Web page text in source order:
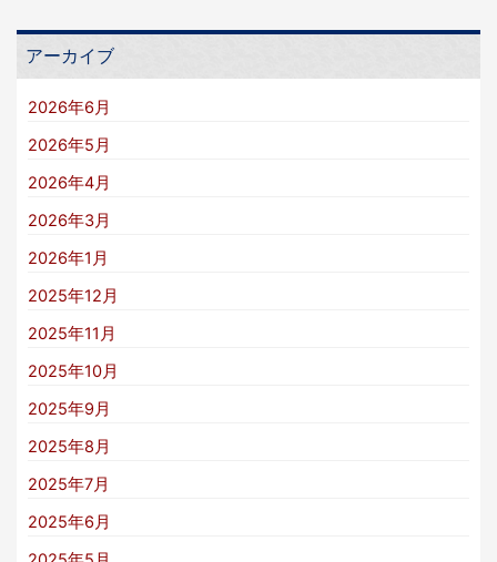
アーカイブ
2026年6月
2026年5月
2026年4月
2026年3月
2026年1月
2025年12月
2025年11月
2025年10月
2025年9月
2025年8月
2025年7月
2025年6月